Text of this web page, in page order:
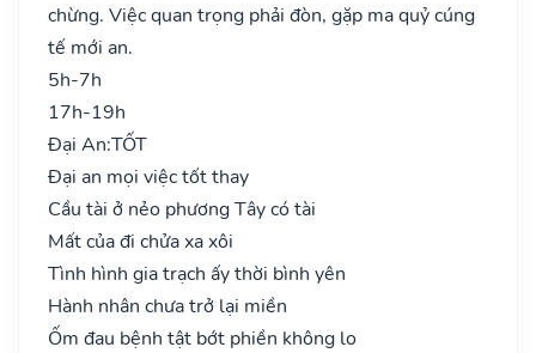
chừng. Việc quan trọng phải đòn, gặp ma quỷ cúng
tế mới an.
5h-7h
17h-19h
Đại An:TỐT
Đại an mọi việc tốt thay
Cầu tài ở nẻo phương Tây có tài
Mất của đi chửa xa xôi
Tình hình gia trạch ấy thời bình yên
Hành nhân chưa trở lại miền
Ốm đau bệnh tật bớt phiền không lo